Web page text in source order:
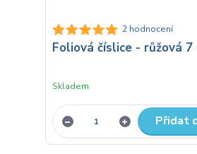
2 hodnocení
Foliová číslice - růžová 7
Skladem
Přidat